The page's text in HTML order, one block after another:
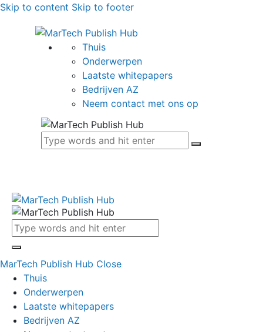
Skip to content Skip to footer
Thuis
Onderwerpen
Laatste whitepapers
Bedrijven AZ
Neem contact met ons op
MarTech Publish Hub Close
Thuis
Onderwerpen
Laatste whitepapers
Bedrijven AZ